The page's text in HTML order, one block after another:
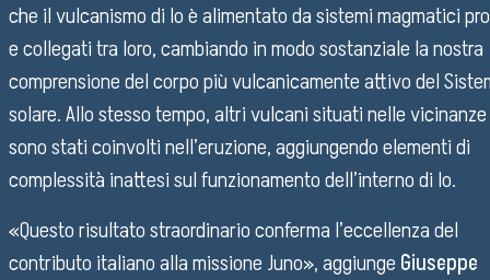
che il vulcanismo di Io è alimentato da sistemi magmatici
e collegati tra loro, cambiando in modo sostanziale la nostra
comprensione del corpo più vulcanicamente attivo del
solare. Allo stesso tempo, altri vulcani situati nelle
sono stati coinvolti nell’eruzione, aggiungendo elementi di
complessità inattesi sul funzionamento dell’interno di Io.
«Questo risultato straordinario conferma l’eccellenza del
contributo italiano alla missione Juno», aggiunge Giuseppe